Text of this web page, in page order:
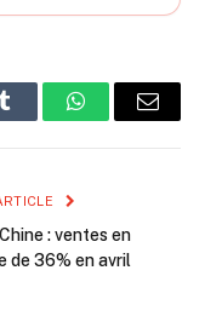
Tumblr WhatsAppEmail
: ventes en
de 36% en avril